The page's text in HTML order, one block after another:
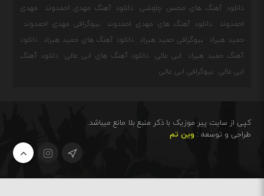
دانلود آهنگ های محسن چاوشی
دانلود آهنگ مهدی احمدوند
مهدی
احمدوند
دانلود آهنگ های مهدی احمدوند
بیوگرافی مهدی احمدوند
حمید هیراد
بیوگرافی حمید هیراد دانلود آهنگ های حمید هیراد
دانلود
آهنگ حمید هیراد
ابی عالی دانلود آهنگ های ابی عالی
دانلود آهنگ
ابی عالی
بیوگرافی ابی عالی
کپی از سایت پیر موزیک با ذکر منبع بلا مانع میباشد.
طراحی و توسعه :وین تم